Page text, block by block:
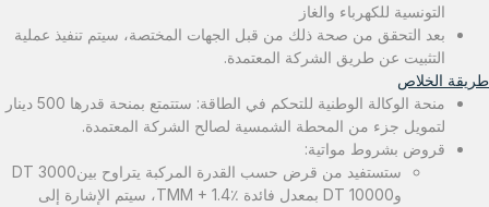
التونسية للكهرباء والغاز
بعد التحقق من صحة ذلك من قبل الجهات المختصة، سيتم تنفيذ عملية
التثبيت عن طريق الشركة المعتمدة.
طريقة الخلاص
منحة الوكالة الوطنية للتحكم في الطاقة: ستتمتع بمنحة قدرها 500 دينار
لتمويل جزء من المحطة الشمسية لصالح الشركة المعتمدة.
قروض بشروط مواتية:
ستستفيد من قرض حسب القدرة المركبة يتراوح بينDT 3000
وDT 10000 بمعدل فائدة TMM + 1.4٪، سيتم الإشارة إلى